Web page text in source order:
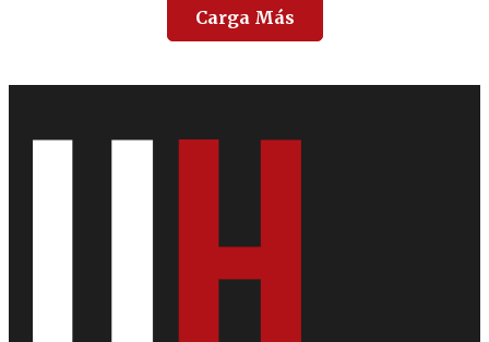
Carga Más